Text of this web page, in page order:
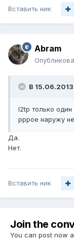
Вставить ник
Abram
В
l2tp только один
pppoe наружу
Да.
Нет.
Вставить ник
Join the
You can post now